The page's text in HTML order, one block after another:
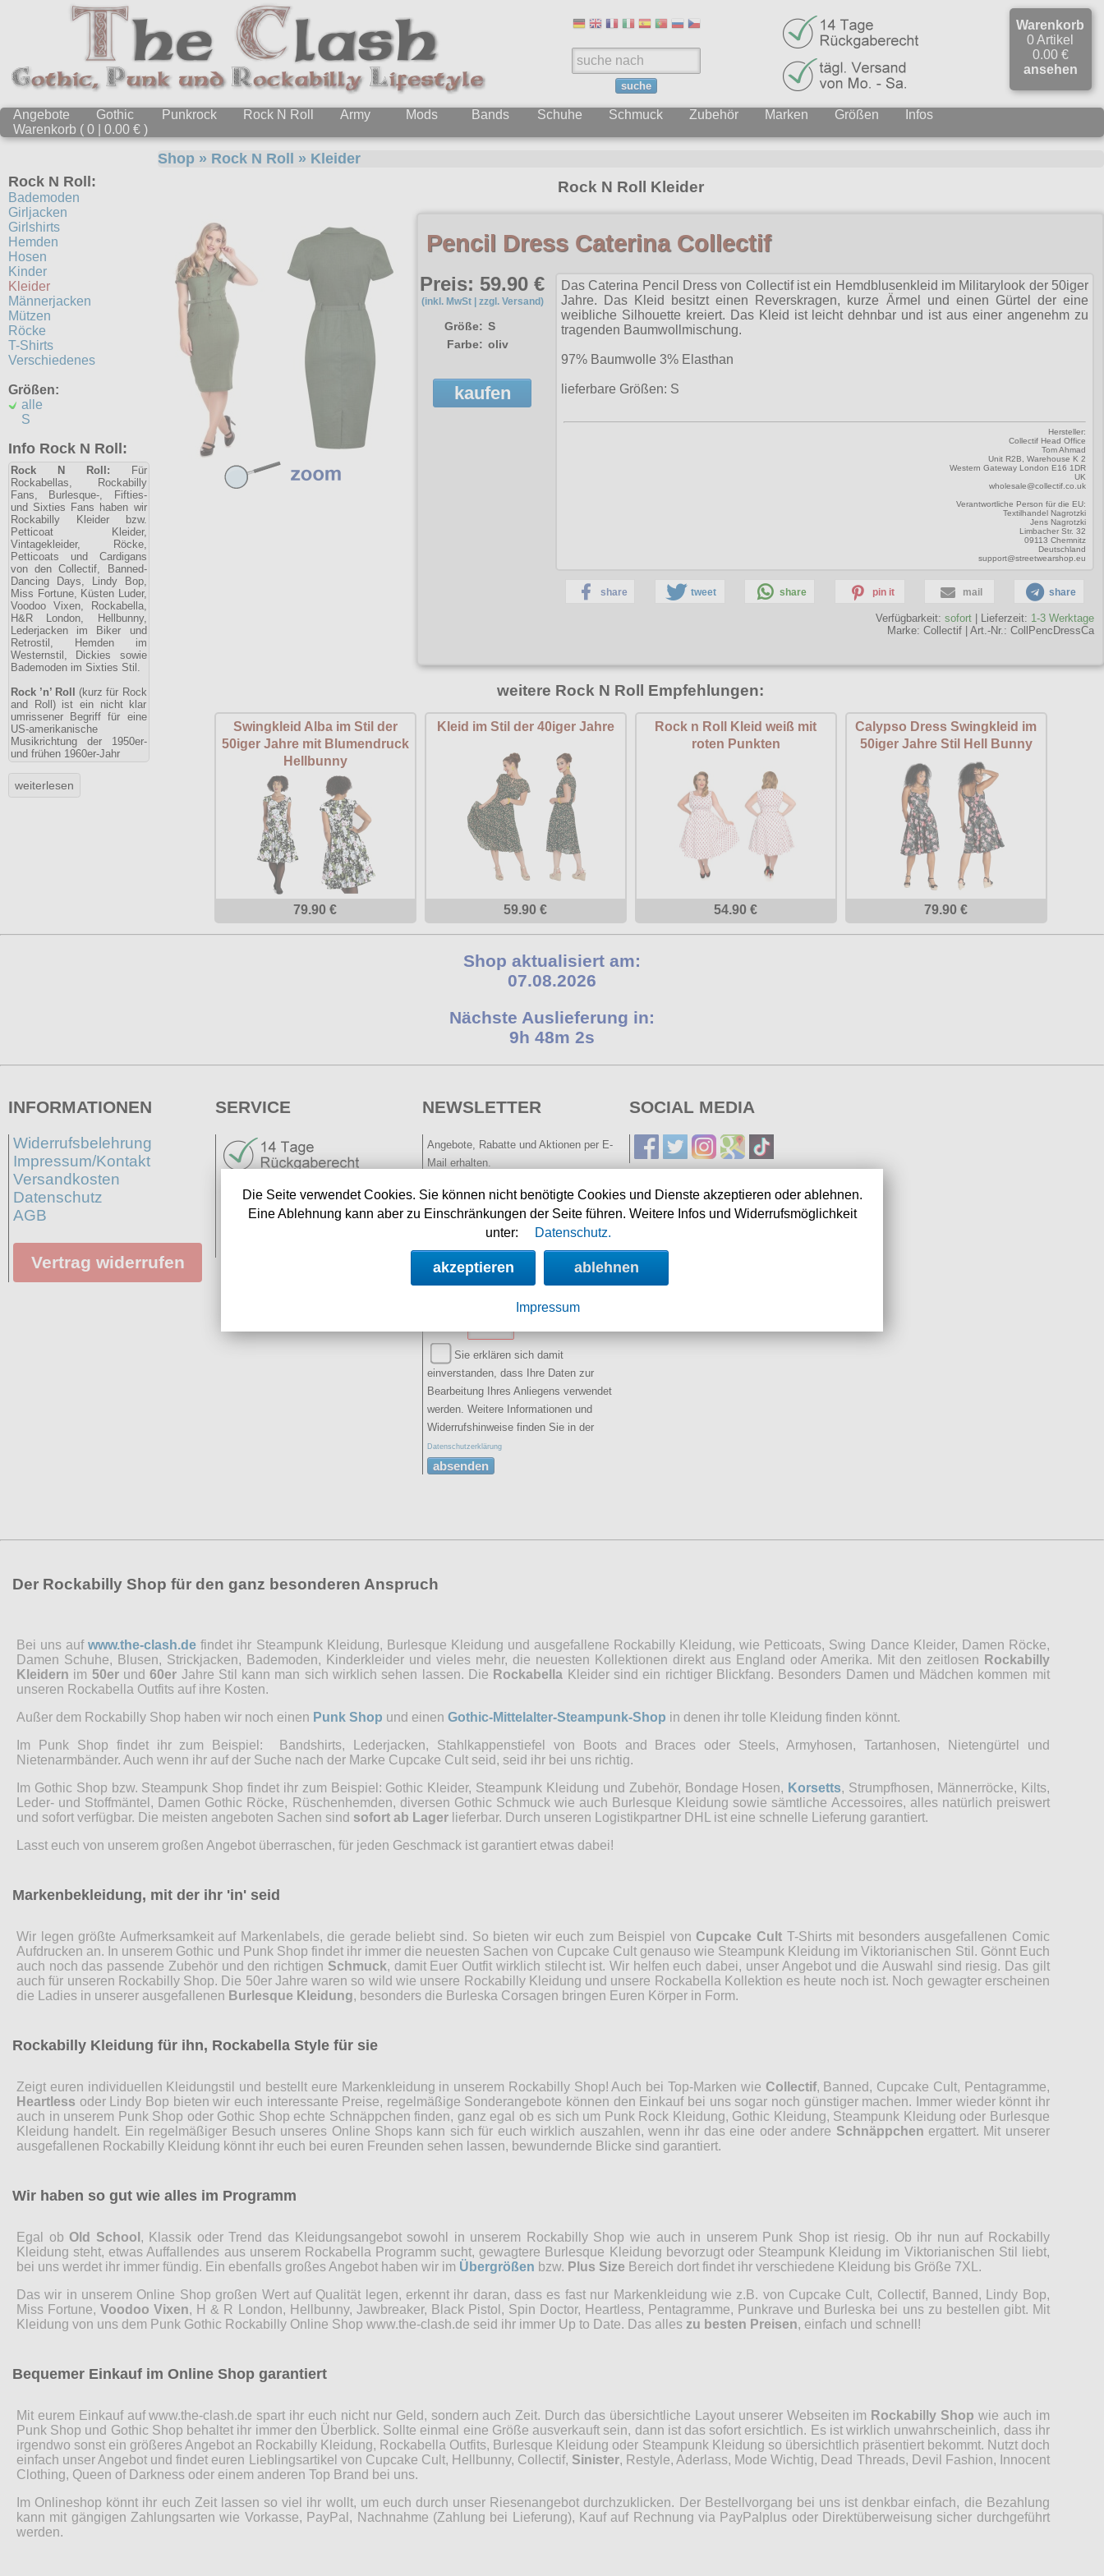
suche
Warenkorb
0 Artikel
0.00 €
ansehen
Angebote Gothic Punkrock Rock N Roll Army Mods Bands Schuhe Schmuck Zubehör Marken Größen
Infos
Warenkorb ( 0 | 0.00 € )
Rock N Roll:
Bademoden
Girljacken
Girlshirts
Hemden
Hosen
Kinder
Kleider
Männerjacken
Mützen
Röcke
T-Shirts
Verschiedenes
Größen:
alle
S
Info Rock N Roll:
Rock N Roll: Für
Rockabellas, Rockabilly
Fans, Burlesque-, Fifties-
und Sixties Fans haben wir
Rockabilly Kleider bzw.
Petticoat Kleider,
Vintagekleider, Röcke,
Petticoats und Cardigans
von den Collectif, Banned-
Dancing Days, Lindy Bop,
Miss Fortune, Küsten Luder,
Voodoo Vixen, Rockabella,
H&R London, Hellbunny,
Lederjacken im Biker und
Retrostil, Hemden im
Westernstil, Dickies sowie
Bademoden im Sixties Stil.
Rock ’n’ Roll
(kurz für Rock
and Roll) ist ein nicht klar
umrissener Begriff für eine
US-amerikanische
Musikrichtung der 1950er-
und frühen 1960er-Jahr
Shop » Rock N Roll » Kleider
Rock N Roll Kleider
Pencil Dress Caterina Collectif
Preis: 59.90 €
(inkl. MwSt | zzgl. Versand)
Größe: S
Farbe: oliv
kaufen
Das Caterina Pencil Dress von Collectif ist ein Hemdblusenkleid im Militarylook der 50iger
Jahre. Das Kleid besitzt einen Reverskragen, kurze Ärmel und einen Gürtel der eine
weibliche Silhouette kreiert. Das Kleid ist leicht dehnbar und ist aus einer angenehm zu
tragenden Baumwollmischung.
97% Baumwolle 3% Elasthan
lieferbare Größen: S
Hersteller:
Collectif Head Office
Tom Ahmad
Unit R2B, Warehouse K 2
Western Gateway London E16 1DR
UK
wholesale@collectif.co.uk
Verantwortliche Person für die EU:
Textilhandel Nagrotzki
Jens Nagrotzki
Limbacher Str. 32
09113 Chemnitz
Deutschland
support@streetwearshop.eu
share tweet share pin it mail share
Verfügbarkeit: sofort | Lieferzeit: 1-3 Werktage
Marke: Collectif Art.-Nr.: CollPencDressCa
weitere Rock N Roll Empfehlungen:
Swingkleid Alba im Stil der
50iger Jahre mit Blumendruck
Hellbunny
79.90 €
Kleid im Stil der 40iger Jahre
59.90 €
Rock n Roll Kleid weiß mit
roten Punkten
54.90 €
Calypso Dress Swingkleid im
50iger Jahre Stil Hell Bunny
79.90 €
Shop aktualisiert am:
07.08.2026
Nächste Auslieferung in:
9h 48m 1s
INFORMATIONEN
Widerrufsbelehrung
Impressum/Kontakt
Versandkosten
Datenschutz
AGB
Vertrag widerrufen
SERVICE NEWSLETTER
Angebote, Rabatte und Aktionen per E-
Mail erhalten.
E-Mail:
Spamschutz:(Ergebnis
Sie erklären sich damit
einverstanden, dass Ihre Daten zur
Bearbeitung Ihres Anliegens verwendet
werden. Weitere Informationen und
Widerrufshinweise finden Sie in der
Datenschutzerklärung
absenden
SOCIAL MEDIA
Der Rockabilly Shop für den ganz besonderen Anspruch
Bei uns aufwww.the-clash.de findet ihr Steampunk Kleidung, Burlesque Kleidung und ausgefallene Rockabilly Kleidung, wie Petticoats, Swing Dance Kleider, Damen Röcke,
Damen Schuhe, Blusen, Strickjacken, Bademoden, Kinderkleider und vieles mehr, die neuesten Kollektionen direkt aus England oder Amerika. Mit den zeitlosen Rockabilly
Kleidern im 50erund60er Jahre Stil kann man sich wirklich sehen lassen. Die Rockabella Kleider sind ein richtiger Blickfang. Besonders Damen und Mädchen kommen mit
unseren Rockabella Outfits auf ihre Kosten.
Außer dem Rockabilly Shop haben wir noch einen Punk Shop und einen Gothic-Mittelalter-Steampunk-Shop in denen ihr tolle Kleidung finden könnt.
Im Punk Shop findet ihr zum Beispiel: Bandshirts, Lederjacken, Stahlkappenstiefel von Boots and Braces oder Steels, Armyhosen, Tartanhosen, Nietengürtel und
Nietenarmbänder. Auch wenn ihr auf der Suche nach der Marke Cupcake Cult seid, seid ihr bei uns richtig.
Im Gothic Shop bzw. Steampunk Shop findet ihr zum Beispiel: Gothic Kleider, Steampunk Kleidung und Zubehör, Bondage Hosen, Korsetts, Strumpfhosen, Männerröcke, Kilts,
Leder- und Stoffmäntel, Damen Gothic Röcke, Rüschenhemden, diversen Gothic Schmuck wie auch Burlesque Kleidung sowie sämtliche Accessoires, alles natürlich preiswert
und sofort verfügbar. Die meisten angeboten Sachen sind sofort ab Lager lieferbar. Durch unseren Logistikpartner DHL ist eine schnelle Lieferung garantiert.
Lasst euch von unserem großen Angebot überraschen, für jeden Geschmack ist garantiert etwas dabei!
Markenbekleidung, mit der ihr 'in' seid
Wir legen größte Aufmerksamkeit auf Markenlabels, die gerade beliebt sind. So bieten wir euch zum Beispiel von Cupcake Cult T-Shirts mit besonders ausgefallenen Comic
Aufdrucken an. In unserem Gothic und Punk Shop findet ihr immer die neuesten Sachen von Cupcake Cult genauso wie Steampunk Kleidung im Viktorianischen Stil. Gönnt Euch
auch noch das passende Zubehör und den richtigen Schmuck, damit Euer Outfit wirklich stilecht ist. Wir helfen euch dabei, unser Angebot und die Auswahl sind riesig. Das gilt
auch für unseren Rockabilly Shop. Die 50er Jahre waren so wild wie unsere Rockabilly Kleidung und unsere Rockabella Kollektion es heute noch ist. Noch gewagter erscheinen
die Ladies in unserer ausgefallenen Burlesque Kleidung, besonders die Burleska Corsagen bringen Euren Körper in Form.
Rockabilly Kleidung für ihn, Rockabella Style für sie
Zeigt euren individuellen Kleidungstil und bestellt eure Markenkleidung in unserem Rockabilly Shop! Auch bei Top-Marken wie Collectif, Banned, Cupcake Cult, Pentagramme,
Heartless oder Lindy Bop bieten wir euch interessante Preise, regelmäßige Sonderangebote können den Einkauf bei uns sogar noch günstiger machen. Immer wieder könnt ihr
auch in unserem Punk Shop oder Gothic Shop echte Schnäppchen finden, ganz egal ob es sich um Punk Rock Kleidung, Gothic Kleidung, Steampunk Kleidung oder Burlesque
Kleidung handelt. Ein regelmäßiger Besuch unseres Online Shops kann sich für euch wirklich auszahlen, wenn ihr das eine oder andere Schnäppchen ergattert. Mit unserer
ausgefallenen Rockabilly Kleidung könnt ihr euch bei euren Freunden sehen lassen, bewundernde Blicke sind garantiert.
Wir haben so gut wie alles im Programm
Egal ob Old School , Klassik oder Trend das Kleidungsangebot sowohl in unserem Rockabilly Shop wie auch in unserem Punk Shop ist riesig. Ob ihr nun auf Rockabilly
Kleidung steht, etwas Auffallendes aus unserem Rockabella Programm sucht, gewagtere Burlesque Kleidung bevorzugt oder Steampunk Kleidung im Viktorianischen Stil liebt,
bei uns werdet ihr immer fündig. Ein ebenfalls großes Angebot haben wir im Übergrößen bzw. Plus Size Bereich dort findet ihr verschiedene Kleidung bis Größe 7XL.
Das wir in unserem Online Shop großen Wert auf Qualität legen, erkennt ihr daran, dass es fast nur Markenkleidung wie z.B. von Cupcake Cult, Collectif, Banned, Lindy Bop,
Miss Fortune,Voodoo Vixen, H & R London, Hellbunny, Jawbreaker, Black Pistol, Spin Doctor, Heartless, Pentagramme, Punkrave und Burleska bei uns zu bestellen gibt. Mit
Kleidung von uns dem Punk Gothic Rockabilly Online Shop www.the-clash.de seid ihr immer Up to Date. Das alles zu besten Preisen, einfach und schnell!
Bequemer Einkauf im Online Shop garantiert
Mit eurem Einkauf auf www.the-clash.de spart ihr euch nicht nur Geld, sondern auch Zeit. Durch das übersichtliche Layout unserer Webseiten im Rockabilly Shop wie auch im
Punk Shop und Gothic Shop behaltet ihr immer den Überblick. Sollte einmal eine Größe ausverkauft sein, dann ist das sofort ersichtlich. Es ist wirklich unwahrscheinlich, dass ihr
irgendwo sonst ein größeres Angebot an Rockabilly Kleidung, Rockabella Outfits, Burlesque Kleidung oder Steampunk Kleidung so übersichtlich präsentiert bekommt. Nutzt doch
einfach unser Angebot und findet euren Lieblingsartikel von Cupcake Cult, Hellbunny, Collectif, Sinister, Restyle, Aderlass, Mode Wichtig, Dead Threads, Devil Fashion, Innocent
Clothing, Queen of Darkness oder einem anderen Top Brand bei uns.
Im Onlineshop könnt ihr euch Zeit lassen so viel ihr wollt, um euch durch unser Riesenangebot durchzuklicken. Der Bestellvorgang bei uns ist denkbar einfach, die Bezahlung
kann mit gängigen Zahlungsarten wie Vorkasse, PayPal, Nachnahme (Zahlung bei Lieferung), Kauf auf Rechnung via PayPalplus oder Direktüberweisung sicher durchgeführt
werden.
Die Seite verwendet Cookies. Sie können nicht benötigte Cookies und Dienste akzeptieren oder ablehnen.
Eine Ablehnung kann aber zu Einschränkungen der Seite führen. Weitere Infos und Widerrufsmöglichkeit
unter:
Datenschutz.
akzeptieren ablehnen
Impressum